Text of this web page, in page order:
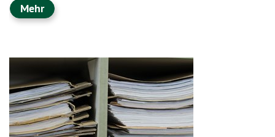
Mehr